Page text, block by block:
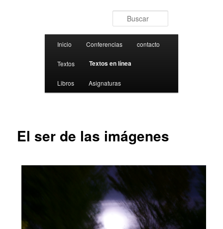
Buscar
Inicio Conferencias contacto
Textos Textos en línea
Libros Asignaturas
El ser de las imágenes